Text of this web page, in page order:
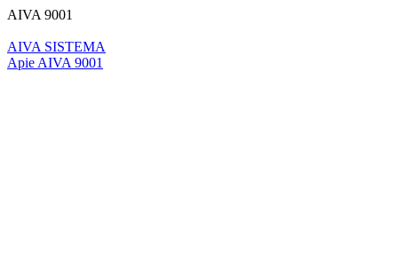
AIVA 9001
AIVA SISTEMA
Apie AIVA 9001